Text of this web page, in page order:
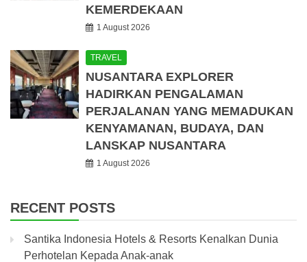
KEMERDEKAAN
1 August 2026
TRAVEL
NUSANTARA EXPLORER
HADIRKAN PENGALAMAN
PERJALANAN YANG MEMADUKAN
KENYAMANAN, BUDAYA, DAN
LANSKAP NUSANTARA
1 August 2026
RECENT POSTS
Santika Indonesia Hotels & Resorts Kenalkan Dunia
Perhotelan Kepada Anak-anak